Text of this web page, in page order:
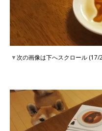
▼次の画像は下へスクロール (17/